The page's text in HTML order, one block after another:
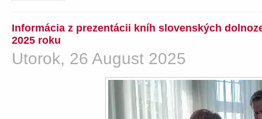
Informácia z prezentácii kníh slovenských
2025 roku
Utorok, 26 August 2025